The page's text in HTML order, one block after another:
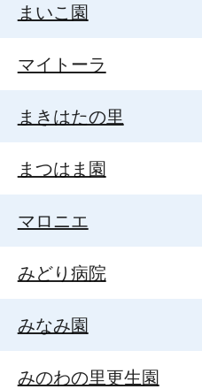
まいこ園
マイトーラ
まきはたの里
まつはま園
マロニエ
みどり病院
みなみ園
みのわの里更生園